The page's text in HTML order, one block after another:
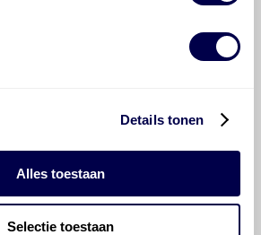
Details tonen
Alles toestaan
Selectie toestaan
vragen over
(USA)